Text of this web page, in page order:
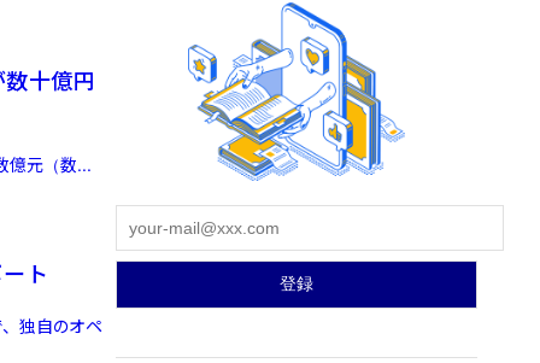
十億円
億元（数...
ト
独自のオペ